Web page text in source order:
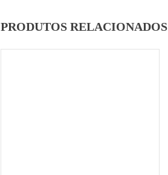
PRODUTOS RELACIONADOS